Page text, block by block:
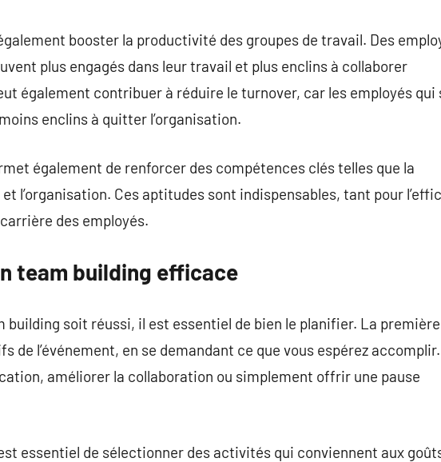
booster la productivité des groupes de travail. Des
plus engagés dans leur travail et plus enclins à collaborer
également contribuer à réduire le turnover, car les employés qui
enclins à quitter l’organisation.
également de renforcer des compétences clés telles que la
l’organisation. Ces aptitudes sont indispensables, tant pour
des employés.
team building efficace
building soit réussi, il est essentiel de bien le planifier. La première
de l’événement, en se demandant ce que vous espérez accomplir.
améliorer la collaboration ou simplement offrir une pause
essentiel de sélectionner des activités qui conviennent aux